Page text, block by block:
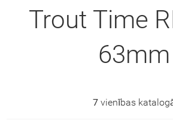
Trout Time
63mm
7 vienības